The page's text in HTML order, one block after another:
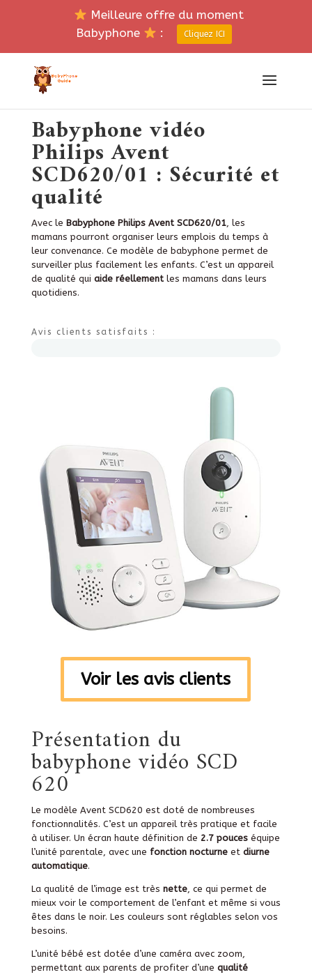
Babyphone vidéo
Philips Avent
SCD620/01 : Sécurité et
qualité
Avec le Babyphone Philips Avent SCD620/01, les
mamans pourront organiser leurs emplois du temps à
leur convenance. Ce modèle de babyphone permet de
surveiller plus facilement les enfants. C’est un appareil
de qualité qui aide réellementles mamans dans leurs
quotidiens.
Avis clients satisfaits :
Voir les avis clients
Présentation du
babyphone vidéo SCD
620
Le modèle Avent SCD620 est doté de nombreuses
fonctionnalités. C’est un appareil très pratique et facile
à utiliser. Un écran haute définition de 2.7 pouceséquipe
l’unité parentale, avec une fonction nocturneet diurne
automatique.
La qualité de l’image est très nette, ce qui permet de
mieux voir le comportement de l’enfant et même si vous
êtes dans le noir. Les couleurs sont réglables selon vos
besoins.
L’unité bébé est dotée d’une caméra avec zoom,
permettant aux parents de profiter d’une qualité
Meilleure offre du moment
Babyphone
: Cliquez ICI